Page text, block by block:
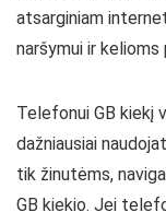
atsarginiam
naršymui ir kelioms
Telefonui GB kiekį
dažniausiai
tik žinutėms,
GB kiekio. Jei